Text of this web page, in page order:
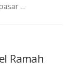
…
Ramah